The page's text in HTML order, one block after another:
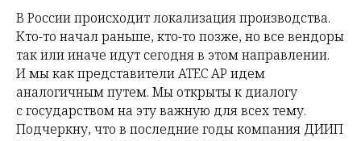
В России происходит локализация производства.
Кто-то начал раньше, кто-то позже, но все вендоры
так или иначе идут сегодня в этом направлении.
И мы как представители ATEC AP идем
аналогичным путем. Мы открыты к диалогу
с государством на эту важную для всех тему.
Подчеркну, что в последние годы компания ДИИП